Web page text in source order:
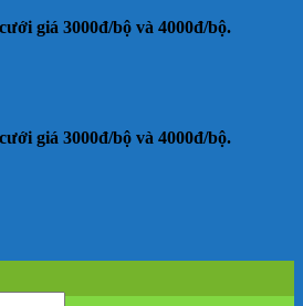
giá 3000đ/bộ và 4000đ/bộ.
giá 3000đ/bộ và 4000đ/bộ.